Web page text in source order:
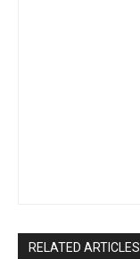
RELATED ARTICLES